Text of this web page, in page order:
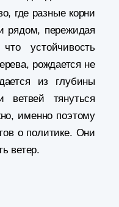
где разные корни
рядом, пережидая
устойчивость
рождается не
из глубины
ветвей тянуться
именно поэтому
о политике. Они
ветер.